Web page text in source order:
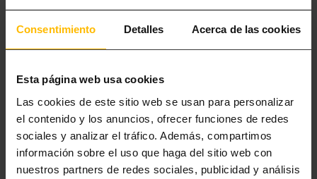
Consentimiento Detalles Acerca de las cookies
Esta página web usa cookies
Las cookies de este sitio web se usan para personalizar
el contenido y los anuncios, ofrecer funciones de redes
sociales y analizar el tráfico. Además, compartimos
información sobre el uso que haga del sitio web con
nuestros partners de redes sociales, publicidad y análisis
Würstchen
Baked Beans
Pfannkuchen
SOLC
Das SOLC ist das Restaurant des Majestic 5* Hotels, das 2018 sogar
den Preis für dasbeste Frühstück in einem europäischen Hotel